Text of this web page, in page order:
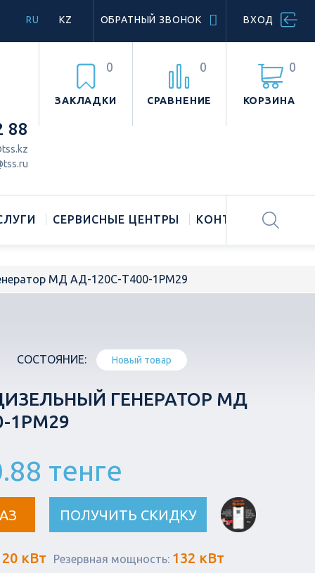
ВХОД
ОБРАТНЫЙ ЗВОНОК
RU KZ
КОРЗИНА
0
ЗАКЛАДКИ
0
СРАВНЕНИЕ
0
88
СЕРВИСНЫЕ ЦЕНТРЫ КОНТАКТЫ
МД АД-120С-Т400-1РМ29
СОСТОЯНИЕ: Новый товар
ГЕНЕРАТОР МД
1РМ29
тенге
ПОЛУЧИТЬ СКИДКУ
кВт Резервная мощность: 132 кВт